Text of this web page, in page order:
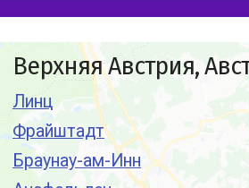
Верхняя Австрия,
Линц
Фрайштадт
Браунау-ам-Инн